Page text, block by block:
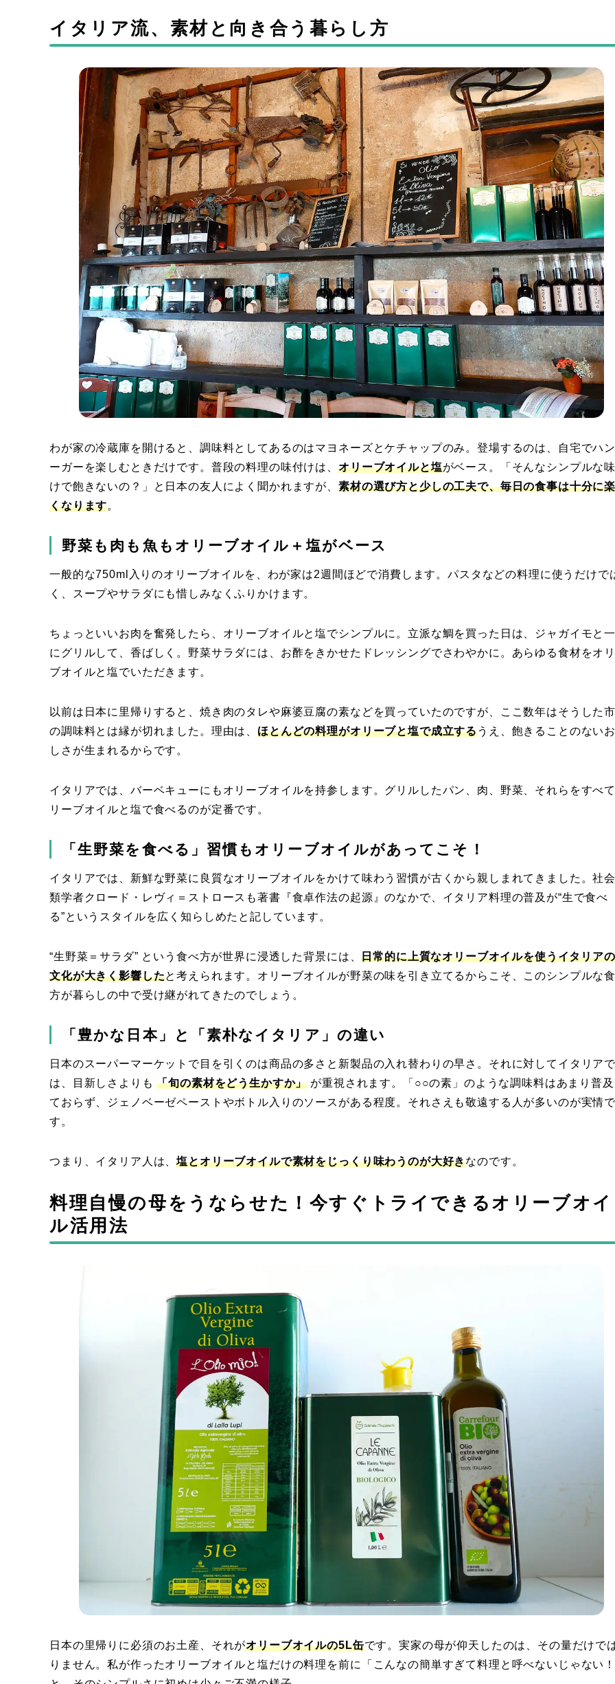
イタリア流、素材と向き合う暮らし方
わが家の冷蔵庫を開けると、調味料としてあるのはマヨネーズとケチャップのみ。登場するのは、自宅でハ
ーガーを楽しむときだけです。普段の料理の味付けは、 オリーブオイルと塩がベース。「そんなシンプルな
けで飽きないの？」と日本の友人によく聞かれますが、 素材の選び方と少しの工夫で、毎日の食事は十分に
くなります。
野菜も肉も魚もオリーブオイル＋塩がベース
一般的な750ml入りのオリーブオイルを、わが家は2週間ほどで消費します。パスタなどの料理に使うだけで
く、スープやサラダにも惜しみなくふりかけます。
ちょっといいお肉を奮発したら、オリーブオイルと塩でシンプルに。立派な鯛を買った日は、ジャガイモと
にグリルして、香ばしく。野菜サラダには、お酢をきかせたドレッシングでさわやかに。あらゆる食材をオ
ブオイルと塩でいただきます。
以前は日本に里帰りすると、焼き肉のタレや麻婆豆腐の素などを買っていたのですが、ここ数年はそうした
の調味料とは縁が切れました。理由は、ほとんどの料理がオリーブと塩で成立するうえ、飽きることのない
しさが生まれるからです。
イタリアでは、バーベキューにもオリーブオイルを持参します。グリルしたパン、肉、野菜、それらをすべ
リーブオイルと塩で食べるのが定番です。
「生野菜を食べる」習慣もオリーブオイルがあってこそ！
イタリアでは、新鮮な野菜に良質なオリーブオイルをかけて味わう習慣が古くから親しまれてきました。社
類学者クロード・レヴィ＝ストロースも著書『食卓作法の起源』のなかで、イタリア料理の普及が“生で食べ
る”というスタイルを広く知らしめたと記しています。
“生野菜＝サラダ” という食べ方が世界に浸透した背景には、日常的に上質なオリーブオイルを使うイタリア
文化が大きく影響したと考えられます。オリーブオイルが野菜の味を引き立てるからこそ、このシンプルな
方が暮らしの中で受け継がれてきたのでしょう。
「豊かな日本」と「素朴なイタリア」の違い
日本のスーパーマーケットで目を引くのは商品の多さと新製品の入れ替わりの早さ。それに対してイタリア
は、目新しさよりも「旬の素材をどう生かすか」 が重視されます。「○○の素」のような調味料はあまり普
ておらず、ジェノベーゼペーストやボトル入りのソースがある程度。それさえも敬遠する人が多いのが実情
す。
つまり、イタリア人は、塩とオリーブオイルで素材をじっくり味わうのが大好きなのです。
料理自慢の母をうならせた！今すぐトライできるオリーブオイ
ル活用法
日本の里帰りに必須のお土産、それがオリーブオイルの5L缶です。実家の母が仰天したのは、その量だけで
りません。私が作ったオリーブオイルと塩だけの料理を前に「こんなの簡単すぎて料理と呼べないじゃない